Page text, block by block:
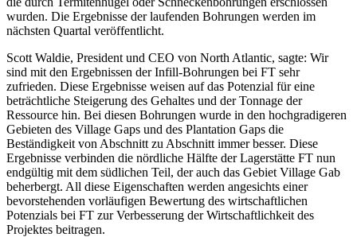
wurden. Die Ergebnisse der laufenden Bohrungen werden im
nächsten Quartal veröffentlicht.
Scott Waldie, President und CEO von North Atlantic, sagte: Wir
sind mit den Ergebnissen der Infill-Bohrungen bei FT sehr
zufrieden. Diese Ergebnisse weisen auf das Potenzial für eine
beträchtliche Steigerung des Gehaltes und der Tonnage der
Ressource hin. Bei diesen Bohrungen wurde in den hochgradigeren
Gebieten des Village Gaps und des Plantation Gaps die
Beständigkeit von Abschnitt zu Abschnitt immer besser. Diese
Ergebnisse verbinden die nördliche Hälfte der Lagerstätte FT nun
endgültig mit dem südlichen Teil, der auch das Gebiet Village Gab
beherbergt. All diese Eigenschaften werden angesichts einer
bevorstehenden vorläufigen Bewertung des wirtschaftlichen
Potenzials bei FT zur Verbesserung der Wirtschaftlichkeit des
Projektes beitragen.